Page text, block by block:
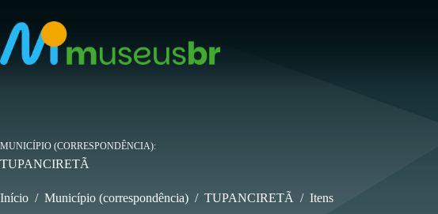
para
conteúdo
MUNICÍPIO (CORRESPONDÊNCIA)
TUPANCIRETÃ
Início / Município (correspondência) / TUPANCIRETÃ / Itens